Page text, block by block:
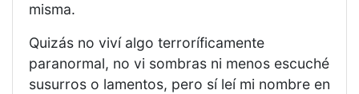
misma.
​Quizás no viví algo terroríficamente
paranormal, no vi sombras ni menos escuché
susurros o lamentos, pero sí leí mi nombre en